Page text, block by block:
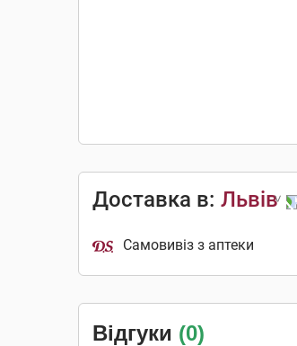
Доставка в: Львів
Самовивіз з аптеки
Відгуки (0)